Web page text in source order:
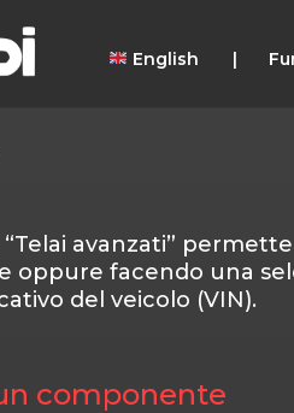
English |
avanzati”
oppure facendo una
del veicolo (VIN).
componente